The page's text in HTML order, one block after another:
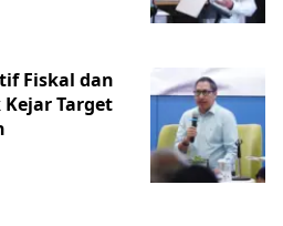
Fiskal dan
Target